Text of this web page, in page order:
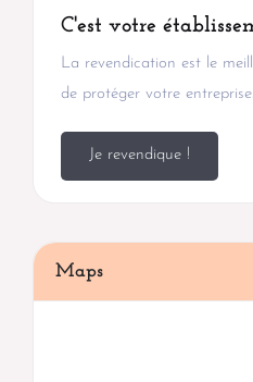
C'est votre
La revendication est le
de protéger votre entreprise.
Je revendique !
Maps